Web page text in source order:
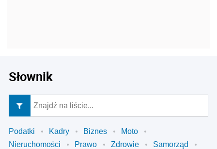
Słownik
Podatki Kadry Biznes
Moto
Nieruchomości
Prawo Zdrowie
Samorząd